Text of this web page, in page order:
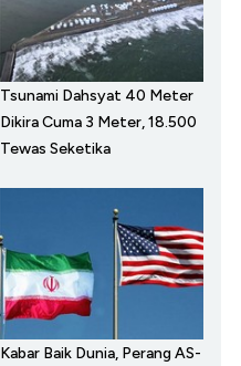
Tsunami Dahsyat 40 Meter
Dikira Cuma 3 Meter, 18.500
Tewas Seketika
Kabar Baik Dunia, Perang AS-